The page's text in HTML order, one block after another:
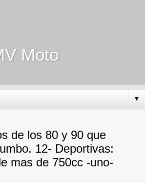
Moto
▼
de los 80 y 90 que
12- Deportivas:
mas de 750cc -uno-